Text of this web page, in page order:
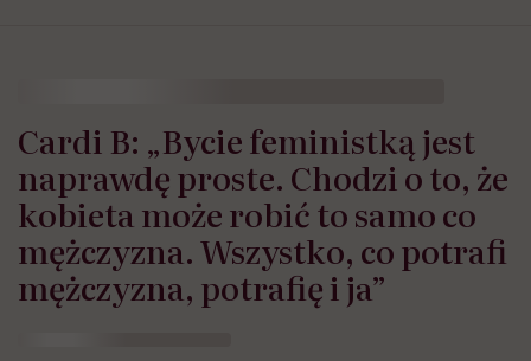
Cardi B: „Bycie feministką jest
naprawdę proste. Chodzi o to, że
kobieta może robić to samo co
mężczyzna. Wszystko, co potrafi
mężczyzna, potrafię i ja”